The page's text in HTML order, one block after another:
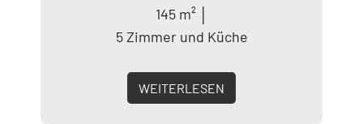
145 m² │
5 Zimmer und Küche
WEITERLESEN